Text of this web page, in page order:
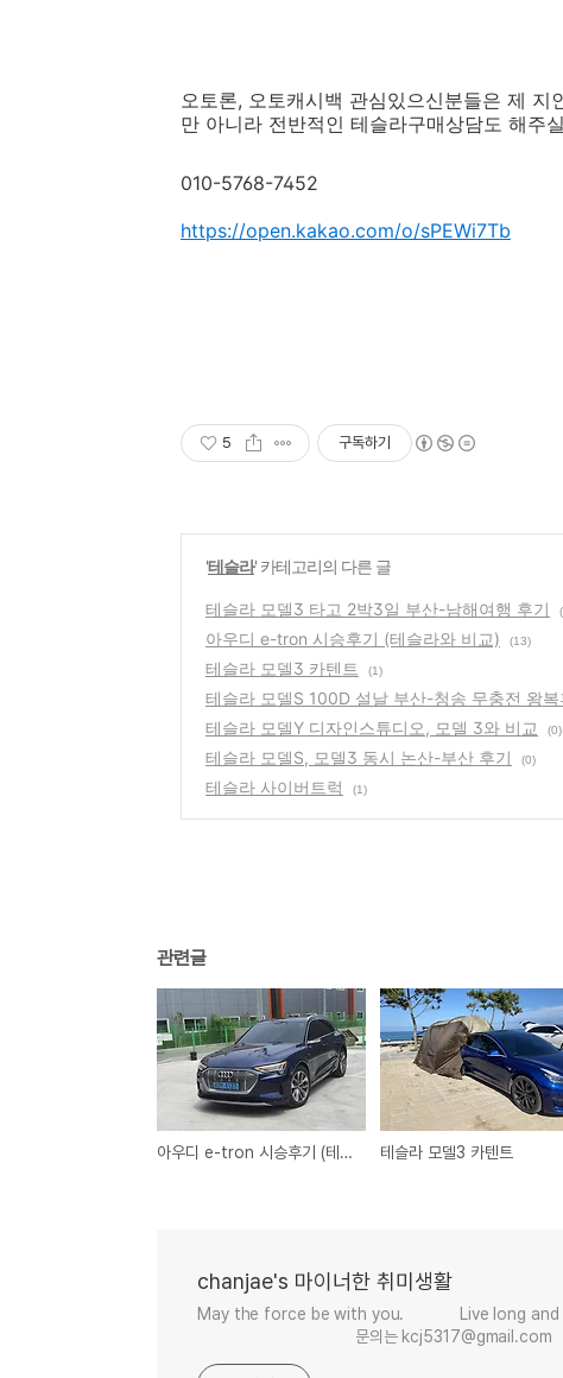
오토론, 오토캐시백 관심있으신분들은 제
만 아니라 전반적인 테슬라구매상담도 해주
010-5768-7452
https://open.kakao.com/o/sPEWi7Tb
5 구독하기
'테슬라' 카테고리의 다른 글
테슬라 모델3 타고 2박3일 부산-남해여행 후기
아우디 e-tron 시승후기 (테슬라와 비교) (13)
테슬라 모델3 카텐트 (1)
테슬라 모델S 100D 설날 부산-청송 무충전 왕복
테슬라 모델Y 디자인스튜디오, 모델 3와 비교 (0)
테슬라 모델S, 모델3 동시 논산-부산 후기 (0)
테슬라 사이버트럭 (1)
관련글
아우디 e-tron 시승후기 (테슬라와 비교) 테슬라 모델3 카텐트
chanjae's 마이너한 취미생활
May the force be with you. Live long
문의는 kcj5317@gmail.com